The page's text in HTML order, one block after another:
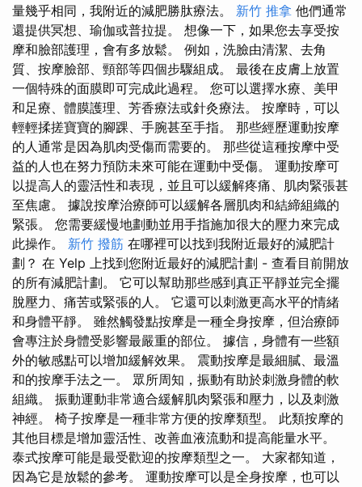
量幾乎相同，我附近的減肥勝肽療法。 新竹 推拿 他們通常
還提供冥想、瑜伽或普拉提。 想像一下，如果您去享受按
摩和臉部護理，會有多放鬆。 例如，洗臉由清潔、去角
質、按摩臉部、頸部等四個步驟組成。 最後在皮膚上放置
一個特殊的面膜即可完成此過程。 您可以選擇水療、美甲
和足療、體膜護理、芳香療法或針灸療法。 按摩時，可以
輕輕揉搓寶寶的腳踝、手腕甚至手指。 那些經歷運動按摩
的人通常是因為肌肉受傷而需要的。 那些從這種按摩中受
益的人也在努力預防未來可能在運動中受傷。 運動按摩可
以提高人的靈活性和表現，並且可以緩解疼痛、肌肉緊張甚
至焦慮。 據說按摩治療師可以緩解各層肌肉和結締組織的
緊張。 您需要緩慢地劃動並用手指施加很大的壓力來完成
此操作。 新竹 撥筋 在哪裡可以找到我附近最好的減肥計
劃？ 在 Yelp 上找到您附近最好的減肥計劃 - 查看目前開放
的所有減肥計劃。 它可以幫助那些感到真正平靜並完全擺
脫壓力、痛苦或緊張的人。 它還可以刺激更高水平的情緒
和身體平靜。 雖然觸發點按摩是一種全身按摩，但治療師
會專注於身體受影響最嚴重的部位。 據信，身體有一些額
外的敏感點可以增加緩解效果。 震動按摩是最細膩、最溫
和的按摩手法之一。 眾所周知，振動有助於刺激身體的軟
組織。 振動運動非常適合緩解肌肉緊張和壓力，以及刺激
神經。 椅子按摩是一種非常方便的按摩類型。 此類按摩的
其他目標是增加靈活性、改善血液流動和提高能量水平。
泰式按摩可能是最受歡迎的按摩類型之一。 大家都知道，
因為它是放鬆的參考。 運動按摩可以是全身按摩，也可以